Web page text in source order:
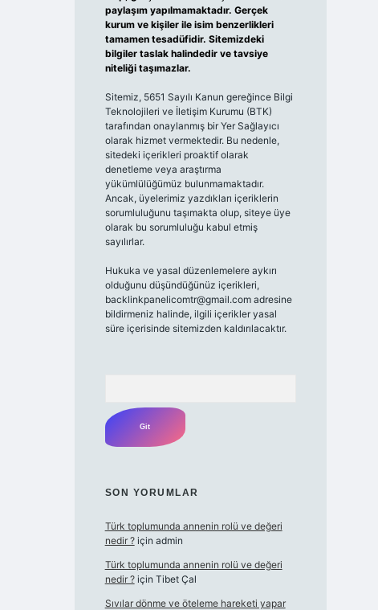
paylaşım yapılmamaktadır. Gerçek
kurum ve kişiler ile isim benzerlikleri
tamamen tesadüfidir. Sitemizdeki
bilgiler taslak halindedir ve tavsiye
niteliği taşımazlar.
Sitemiz, 5651 Sayılı Kanun gereğince Bilgi
Teknolojileri ve İletişim Kurumu (BTK)
tarafından onaylanmış bir Yer Sağlayıcı
olarak hizmet vermektedir. Bu nedenle,
sitedeki içerikleri proaktif olarak
denetleme veya araştırma
yükümlülüğümüz bulunmamaktadır.
Ancak, üyelerimiz yazdıkları içeriklerin
sorumluluğunu taşımakta olup, siteye üye
olarak bu sorumluluğu kabul etmiş
sayılırlar.
Hukuka ve yasal düzenlemelere aykırı
olduğunu düşündüğünüz içerikleri,
backlinkpanelicomtr@gmail.comadresine
bildirmeniz halinde, ilgili içerikler yasal
süre içerisinde sitemizden kaldırılacaktır.
SON YORUMLAR
Türk toplumunda annenin rolü ve değeri
nedir ?için admin
Türk toplumunda annenin rolü ve değeri
nedir ?için Tibet Çal
Sıvılar dönme ve öteleme hareketi yapar